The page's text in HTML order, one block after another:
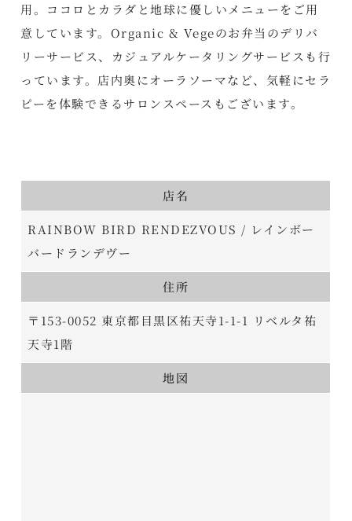
用。ココロとカラダと地球に優しいメニューをご用
意しています。Organic & Vegeのお弁当のデリバ
リーサービス、カジュアルケータリングサービスも行
っています。店内奥にオーラソーマなど、気軽にセラ
ピーを体験できるサロンスペースもございます。
店名
RAINBOW BIRD RENDEZVOUS / レインボー
バードランデヴー
住所
〒153-0052 東京都目黒区祐天寺1-1-1 リベルタ祐
天寺1階
地図